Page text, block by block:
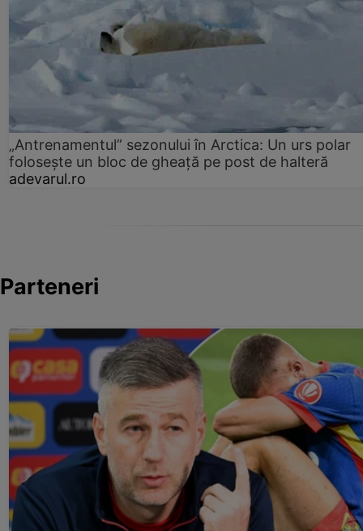
„Antrenamentul” sezonului în Arctica: Un urs polar
folosește un bloc de gheață pe post de halteră
adevarul.ro
Parteneri